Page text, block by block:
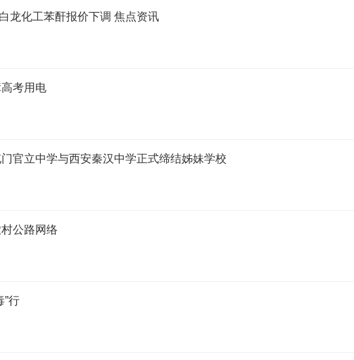
龙化工苯酐报价下调 焦点资讯
考用电
官立中学与西安秦汉中学正式缔结姊妹学校
公路网络
”行